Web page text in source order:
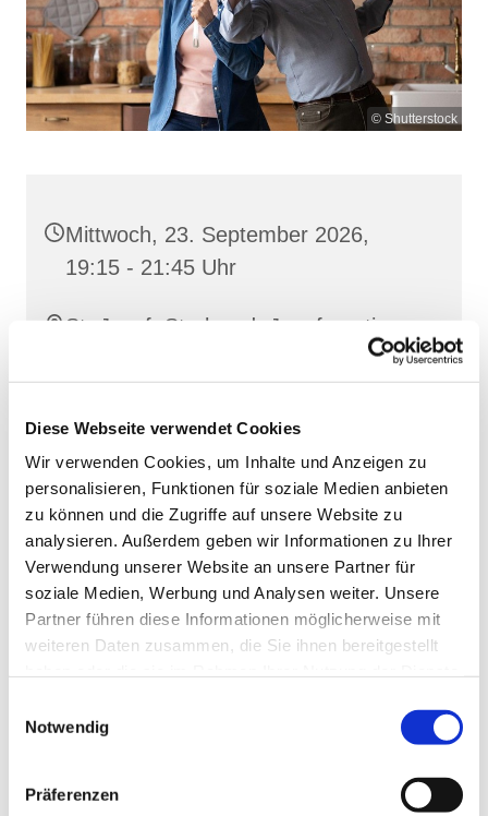
Diese Webseite verwendet Cookies
Wir verwenden Cookies, um Inhalte und Anzeigen zu
personalisieren, Funktionen für soziale Medien anbieten
zu können und die Zugriffe auf unsere Website zu
analysieren. Außerdem geben wir Informationen zu Ihrer
Verwendung unserer Website an unsere Partner für
soziale Medien, Werbung und Analysen weiter. Unsere
Partner führen diese Informationen möglicherweise mit
weiteren Daten zusammen, die Sie ihnen bereitgestellt
Notwendig
Präferenzen
© Shutterstock
Mittwoch, 23. September 2026,
19:15 - 21:45 Uhr
St. Josef, Stralsund, Jungfernstieg